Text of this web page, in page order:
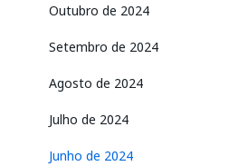
Outubro de 2024
Setembro de 2024
Agosto de 2024
Julho de 2024
Junho de 2024